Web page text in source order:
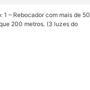
– Rebocador com mais de 50
200 metros. (3 luzes do